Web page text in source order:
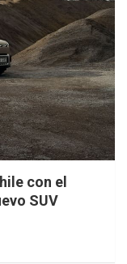
con el
SUV